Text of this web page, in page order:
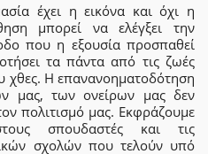
έχει η εικόνα και όχι η
μπορεί να ελέγξει την
που η εξουσία προσπαθεί
τα πάντα από τις ζωές
χθες. Η επανανοηματοδότηση
μας, των ονείρων μας δεν
πολιτισμό μας. Εκφράζουμε
σπουδαστές και τις
σχολών που τελούν υπό